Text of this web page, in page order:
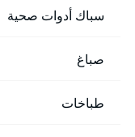
سباك أدوات صحية
صباغ
طباخات